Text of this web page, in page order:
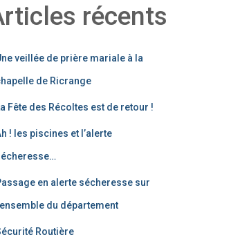
récents
veillée de prière mariale à la
de Ricrange
Fête des Récoltes est de retour !
! les piscines et l’alerte
en alerte sécheresse sur
du département
Routière